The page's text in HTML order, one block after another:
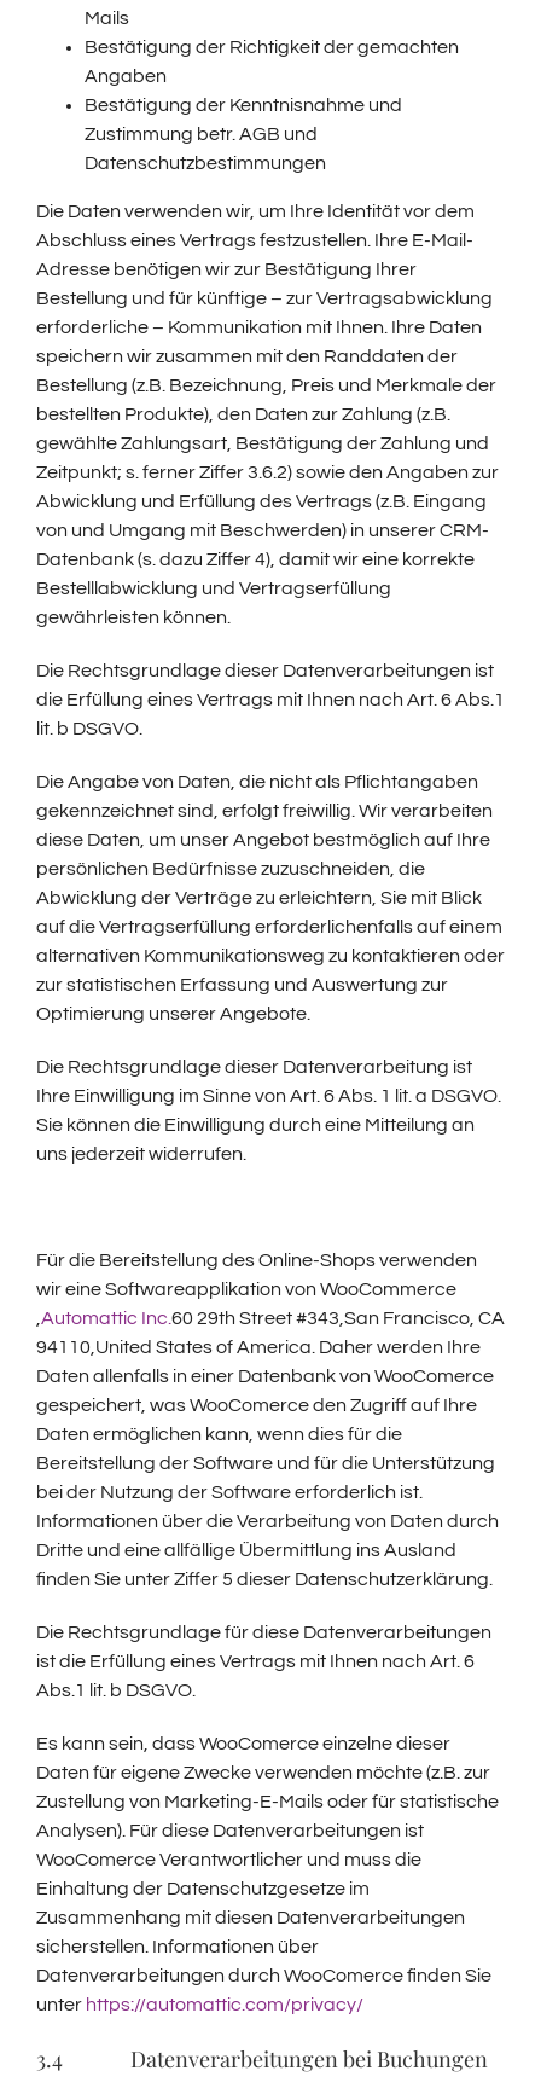
Mails
Bestätigung der Richtigkeit der gemachten
Angaben
Bestätigung der Kenntnisnahme und
Zustimmung betr. AGB und
Datenschutzbestimmungen
Die Daten verwenden wir, um Ihre Identität vor dem
Abschluss eines Vertrags festzustellen. Ihre E-Mail-
Adresse benötigen wir zur Bestätigung Ihrer
Bestellung und für künftige – zur Vertragsabwicklung
erforderliche – Kommunikation mit Ihnen. Ihre Daten
speichern wir zusammen mit den Randdaten der
Bestellung (z.B. Bezeichnung, Preis und Merkmale der
bestellten Produkte), den Daten zur Zahlung (z.B.
gewählte Zahlungsart, Bestätigung der Zahlung und
Zeitpunkt; s. ferner Ziffer 3.6.2) sowie den Angaben zur
Abwicklung und Erfüllung des Vertrags (z.B. Eingang
von und Umgang mit Beschwerden) in unserer CRM-
Datenbank (s. dazu Ziffer 4), damit wir eine korrekte
Bestelllabwicklung und Vertragserfüllung
gewährleisten können.
Die Rechtsgrundlage dieser Datenverarbeitungen ist
die Erfüllung eines Vertrags mit Ihnen nach Art. 6 Abs.1
lit. b DSGVO.
Die Angabe von Daten, die nicht als Pflichtangaben
gekennzeichnet sind, erfolgt freiwillig. Wir verarbeiten
diese Daten, um unser Angebot bestmöglich auf Ihre
persönlichen Bedürfnisse zuzuschneiden, die
Abwicklung der Verträge zu erleichtern, Sie mit Blick
auf die Vertragserfüllung erforderlichenfalls auf einem
alternativen Kommunikationsweg zu kontaktieren oder
zur statistischen Erfassung und Auswertung zur
Optimierung unserer Angebote.
Die Rechtsgrundlage dieser Datenverarbeitung ist
Ihre Einwilligung im Sinne von Art. 6 Abs. 1 lit. a DSGVO.
Sie können die Einwilligung durch eine Mitteilung an
uns jederzeit widerrufen.
Für die Bereitstellung des Online-Shops verwenden
wir eine Softwareapplikation von WooCommerce
Automattic Inc. 60 29th Street #343,San Francisco, CA
94110,United States of America. Daher werden Ihre
Daten allenfalls in einer Datenbank von WooComerce
gespeichert, was WooComerce den Zugriff auf Ihre
Daten ermöglichen kann, wenn dies für die
Bereitstellung der Software und für die Unterstützung
bei der Nutzung der Software erforderlich ist.
Informationen über die Verarbeitung von Daten durch
Dritte und eine allfällige Übermittlung ins Ausland
finden Sie unter Ziffer 5 dieser Datenschutzerklärung.
Die Rechtsgrundlage für diese Datenverarbeitungen
ist die Erfüllung eines Vertrags mit Ihnen nach Art. 6
Abs.1 lit. b DSGVO.
Es kann sein, dass WooComerce einzelne dieser
Daten für eigene Zwecke verwenden möchte (z.B. zur
Zustellung von Marketing-E-Mails oder für statistische
Analysen). Für diese Datenverarbeitungen ist
WooComerce Verantwortlicher und muss die
Einhaltung der Datenschutzgesetze im
Zusammenhang mit diesen Datenverarbeitungen
sicherstellen. Informationen über
Datenverarbeitungen durch WooComerce finden Sie
unter https://automattic.com/privacy/
3.4 Datenverarbeitungen bei Buchungen